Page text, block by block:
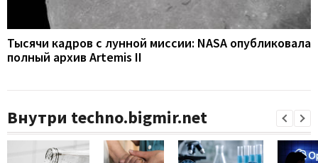
Тысячи кадров с лунной миссии: NASA опубликовала
полный архив Artemis II
Внутри techno.bigmir.net